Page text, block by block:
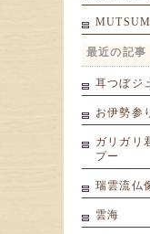
最近の記事
耳つぼジ
お伊勢参
ガリガリ
プー
瑞雲流仏
雲海